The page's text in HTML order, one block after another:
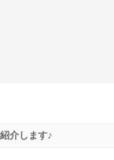
介します♪